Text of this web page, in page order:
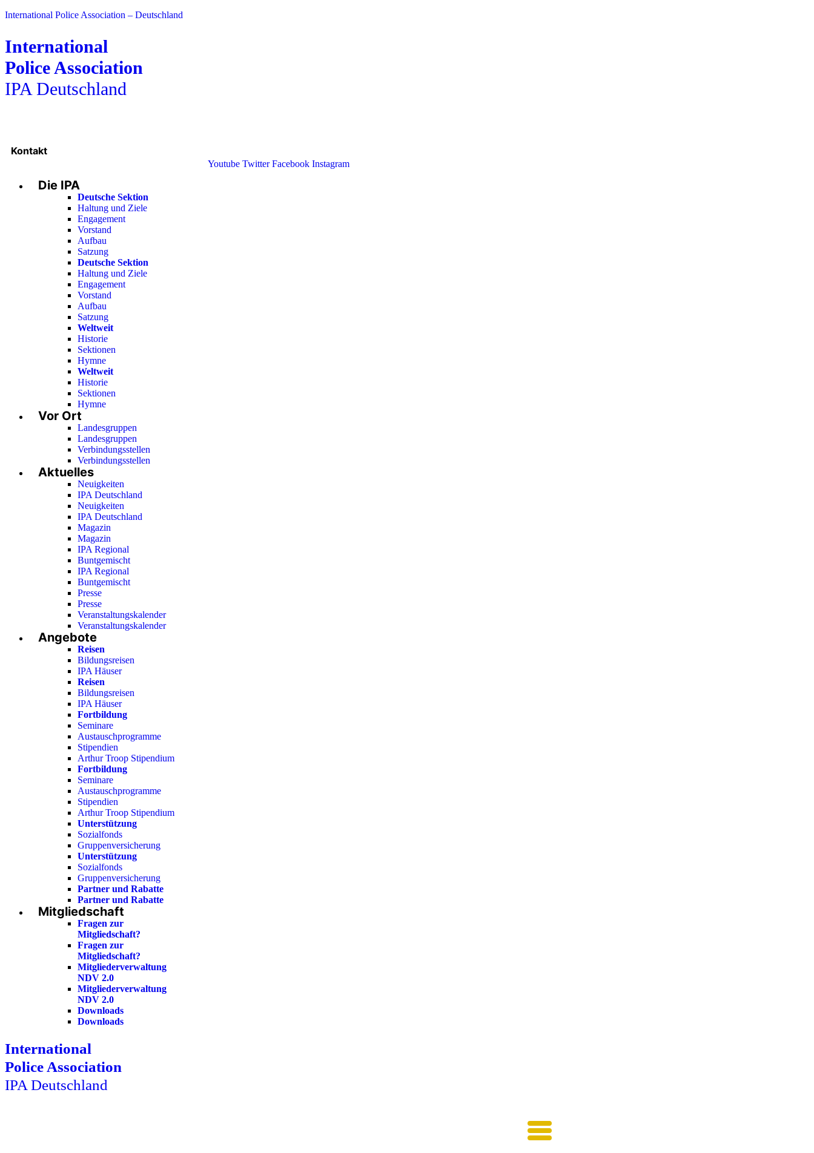
International Police Association – Deutschland
International
Police Association
IPA Deutschland
Kontakt
Youtube Twitter Facebook Instagram
Die IPA
Deutsche Sektion
Haltung und Ziele
Engagement
Vorstand
Aufbau
Satzung
Deutsche Sektion
Haltung und Ziele
Engagement
Vorstand
Aufbau
Satzung
Weltweit
Historie
Sektionen
Hymne
Weltweit
Historie
Sektionen
Hymne
Vor Ort
Landesgruppen
Landesgruppen
Verbindungsstellen
Verbindungsstellen
Aktuelles
Neuigkeiten
IPA Deutschland
Neuigkeiten
IPA Deutschland
Magazin
Magazin
IPA Regional
Buntgemischt
IPA Regional
Buntgemischt
Presse
Presse
Veranstaltungskalender
Veranstaltungskalender
Angebote
Reisen
Bildungsreisen
IPA Häuser
Reisen
Bildungsreisen
IPA Häuser
Fortbildung
Seminare
Austauschprogramme
Stipendien
Arthur Troop Stipendium
Fortbildung
Seminare
Austauschprogramme
Stipendien
Arthur Troop Stipendium
Unterstützung
Sozialfonds
Gruppenversicherung
Unterstützung
Sozialfonds
Gruppenversicherung
Partner und Rabatte
Partner und Rabatte
Mitgliedschaft
Fragen zur
Mitgliedschaft?
Fragen zur
Mitgliedschaft?
Mitgliederverwaltung
NDV 2.0
Mitgliederverwaltung
NDV 2.0
Downloads
Downloads
International
Police Association
IPA Deutschland
Main
Menu